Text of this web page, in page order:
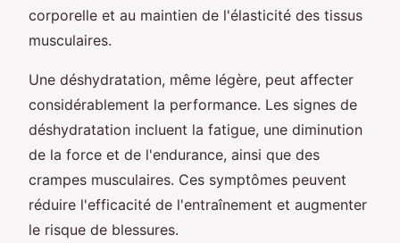
corporelle et au maintien de l'élasticité des tissus
musculaires.
Une déshydratation, même légère, peut affecter
considérablement la performance. Les signes de
déshydratation incluent la fatigue, une diminution
de la force et de l'endurance, ainsi que des
crampes musculaires. Ces symptômes peuvent
réduire l'efficacité de l'entraînement et augmenter
le risque de blessures.